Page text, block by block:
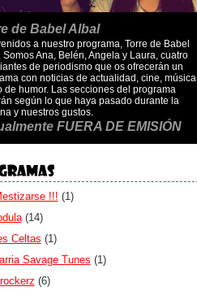
de Babel Albal
a nuestro programa, Torre de Babel
Somos Ana, Belén, Angela y Laura, cuatro
de periodismo que os ofrecerán un
con noticias de actualidad, cine, música
de humor. Las secciones del programa
según lo que haya pasado durante la
y nuestros gustos.
FUERA DE EMISIÓN
!!! (1)
(14)
Celtas (1)
Savage Tunes (1)
(6)